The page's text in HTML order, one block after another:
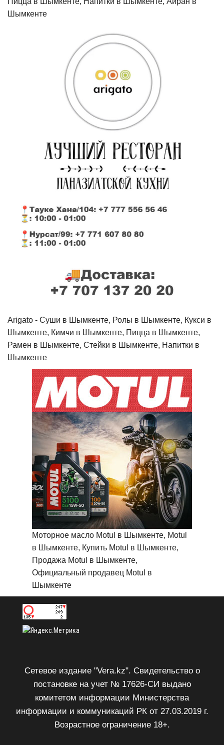
Шымкенте
Arigato - Cуши в Шымкенте, Ролы в Шымкенте, Кукси в
Шымкенте, Кимчи в Шымкенте, Пицца в Шымкенте,
Рамен в Шымкенте, Стейки в Шымкенте, Напитки в
Шымкенте
Моторное масло Motul в Шымкенте, Motul
в Шымкенте, Купить Motul в Шымкенте,
Продажа Motul в Шымкенте,
Официальный продавец Motul в
Шымкенте
Сетевое издание "Vera.kz". Свидетельство о
постановке на учет № 17626-СИ выдано
комитетом информации Министерства
информации и коммуникаций РК от 27.03.2019 г.
Возрастное ограничение 18+.